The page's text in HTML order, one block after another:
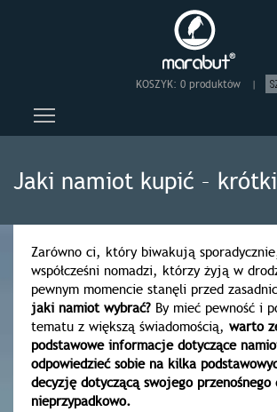
KOSZYK: 0 produktów|
Jaki namiot kupić –
Zarówno ci, który biwakują
współcześni nomadzi, którzy żyją w
pewnym momencie stanęli przed
jaki namiot wybrać? By mieć pewność i
tematu z większą świadomością, warto
podstawowe informacje dotyczące
odpowiedzieć sobie na kilka
decyzję dotyczącą swojego
nieprzypadkowo.